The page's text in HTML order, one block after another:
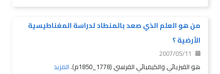
من هو العلم الذي صعد بالمنطاد لدراسة المغناطيسية
الأرضية ؟
2007/05/11
هو الفيزيائي والكيميائي الفرنسي (1778_1850م).
المزيد